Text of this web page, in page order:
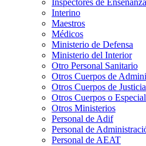
Interino
Maestros
Médicos
Ministerio de Defensa
Ministerio del Interior
Otro Personal Sanitario
Otros Cuerpos de
Otros Cuerpos de Justicia
Otros Cuerpos o
Otros Ministerios
Personal de Adif
Personal de
Personal de AEAT